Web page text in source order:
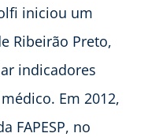
iniciou um
Ribeirão Preto,
indicadores
Em 2012,
FAPESP, no